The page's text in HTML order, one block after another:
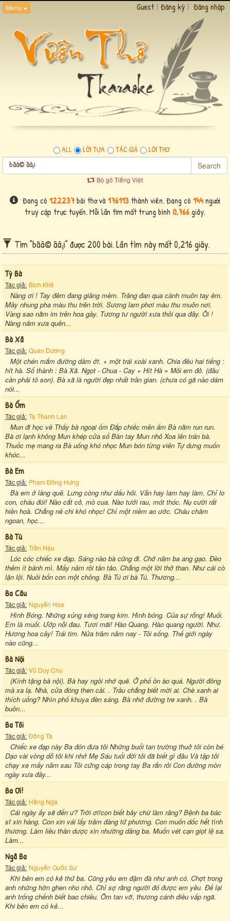
Menu Guest | Đăng ký | Đăng nhập
ALL LỜI TỰA TÁC GIẢ LỜI THƠ
Search
Bộ gõ Tiếng Việt
Đang có 122237bài thơ và 176113 thành viên. Đang có 144người
truy cập trực tuyến. Mỗi lần tìm mất trung bình 0,766giây.
Tìm "bãâ© ãâ¡i" được 200 bài. Lần tìm này mất 0,216 giây.
Tỳ Bà
Tác giả: Bích Khê
Nàng ơi ! Tay đêm đang giăng mềm. Trăng đan qua cành muôn tay êm.
Mây nhung pha màu thu trên trời. Sương lam phơi màu thu muôn nơi.
Vàng sao nằm im trên hoa gầy. Tương tư người xưa thôi qua đây. Ôi !
Nàng năm xưa quên...
Bà Xã
Tác giả: Quan Dương
Một chén mắm đường dầm ớt. + một trái xoài xanh. Chia đều hai tiếng :
hít hà. Số thành : Bà Xã. Ngọt - Chua - Cay + Hít Hà = Môi em đỏ. (đâu
cần phải tô son). Bà xã là người đẹp nhất trần gian. (chưa có gã nào dám
nói...
Bà Ốm
Tác giả: Tạ Thanh Lan
Mun đi học về Thấy bà ngoại ốm Đắp chiếc mền ấm Bà nằm run run.
Bà ơi lạnh không Mun khép cửa sổ Bàn tay Mun nhỏ Xoa lên trán bà.
Thuốc mẹ mang ra Bà uống khó nhọc Mun bón từng viên Tự dưng muốn
khóc...
Bà Em
Tác giả: Phạm Đông Hưng
Bà em ở làng quê. Lưng còng như dấu hỏi. Vẫn hay lam hay làm. Chỉ lo
con, cháu đói! Nào cắt cỏ, mò cua. Nào tưới rau, mót thóc. Nụ cười rất
hiền hoà. Chẳng nề chi khó nhọc! Chỉ một niềm ao ước. Cháu chăm
ngoan, học...
Bà Tú
Tác giả: Trần Hậu
Lóc cóc chiếc xe đạp. Sáng nào bà cũng đi. Chở năm ba ang gạo. Đèo
thêm ít bánh mì. Mấy năm rồi tần tảo. Chẳng một lời thở than. Như cái cò
lặn lội. Nuôi bốn con một chồng. Bà Tú ơi bà Tú. Thương...
Ba Câu
Tác giả: Nguyễn Hoa
Hình Bóng. Những xủng xẻng trang kim. Hình bóng. Của sự rỗng! Muối.
Em là muối. Ướp nỗi đau. Tươi mãi! Hào Quang. Hào quang người. Như.
Hương hoa cây! Trái tim. Nửa trăm năm nay - Tôi sống. Thế giới ngày
nào cũng...
Bà Nội
Tác giả: Vũ Duy Chu
(Kính tặng bà nội). Bà hay ngồi nhớ quê. Ở phố ồn ào quá. Người đông
mà xa lạ. Nhà, cửa đóng then cài. . Trầu chẳng biết mời ai. Chè xanh ai
thích uống? Nhìn phố khuya đèn sáng. Bà nhớ đường tre xanh. . Bà
buồn...
Ba Tôi
Tác giả: Đông Tà
Chiếc xe đạp này Ba đón đưa tôi Những buổi tan trường thuở tôi còn bé
Dạo vài vòng dỗ tôi khi nhớ Mẹ Sáu tuổi đời tôi đã biết gì đâu Và tập tôi
chạy xe mấy năm sau Tôi cứng cáp trong tay Ba rắn rỏi Con đường mòn
ngày xưa đầy...
Ba Ơi!
Tác giả: Hằng Nga
Cái ngày ấy sẽ đến ư? Trời ơi!con biết bây chừ làm răng? Bệnh ba bác
sĩ xin hàng. Con xin vái lấy trăm đàng tứ phương. Con muốn dốc hết tình
thương. Làm liều thần dược xin nhường dâng ba. Muốn vét cạn giọt lệ sa.
Làm...
Ngã Ba
Tác giả: Nguyễn Quốc Sư
Khi bên em có kẻ thứ ba. Cũng yêu em đậm đà như anh có. Chợt trong
anh những hờn ghen nho nhỏ. Chỉ sợ rằng người đó được em yêu. Để lại
anh trống chếnh biết bao chiều. Ôm tan vỡ, thương cánh diều vấp ngã.
Khi bên em có kẻ...